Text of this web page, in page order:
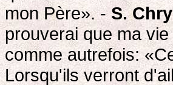
mon Père». -S.
prouverai que ma
comme autrefois:
Lorsqu'ils verront